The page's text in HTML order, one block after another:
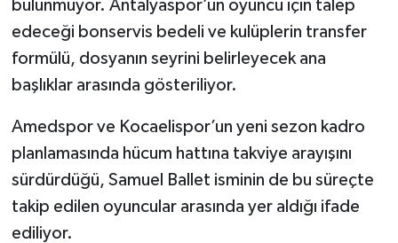
bulunmuyor. Antalyaspor’un oyuncu için talep
edeceği bonservis bedeli ve kulüplerin transfer
formülü, dosyanın seyrini belirleyecek ana
başlıklar arasında gösteriliyor.
Amedspor ve Kocaelispor’un yeni sezon kadro
planlamasında hücum hattına takviye arayışını
sürdürdüğü, Samuel Ballet isminin de bu süreçte
takip edilen oyuncular arasında yer aldığı ifade
ediliyor.